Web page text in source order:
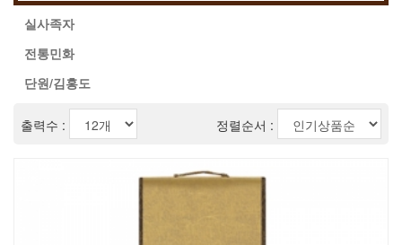
실사족자
전통민화
단원/김홍도
출력수 : 정렬순서 :